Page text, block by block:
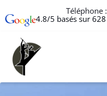
Téléphone :
4.8/5 basés sur